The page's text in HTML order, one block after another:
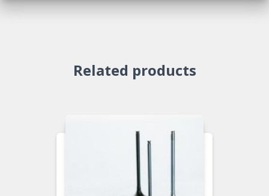
Related products